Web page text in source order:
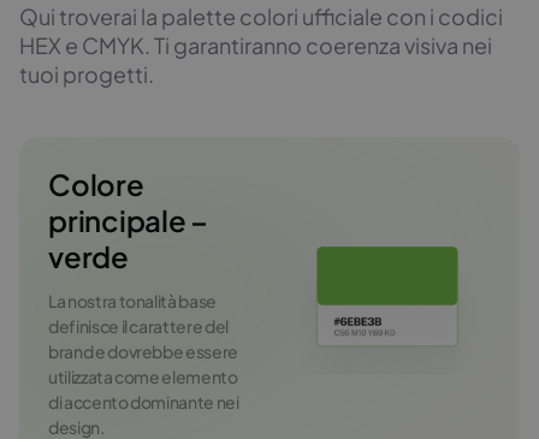
Qui troverai la palette colori ufficiale con i codici
HEX e CMYK. Ti garantiranno coerenza visiva nei
tuoi progetti.
Colore
principale –
verde
La nostra tonalità base
definisce il carattere del
brand e dovrebbe essere
utilizzata come elemento
di accento dominante nei
design.